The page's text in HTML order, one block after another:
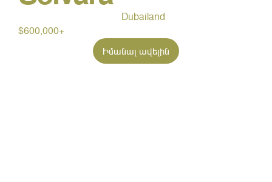
Dubailand
$600,000+
Իմանալ ավելին